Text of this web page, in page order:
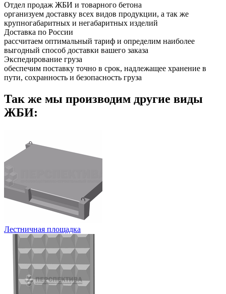
Отдел продаж ЖБИ и товарного бетона
организуем доставку всех видов продукции, а так же
крупногабаритных и негабаритных изделий
Доставка по России
рассчитаем оптимальный тариф и определим наиболее
выгодный способ доставки вашего заказа
Экспедирование груза
обеспечим поставку точно в срок, надлежащее хранение в
пути, сохранность и безопасность груза
Так же мы производим другие виды
ЖБИ:
Лестничная площадка